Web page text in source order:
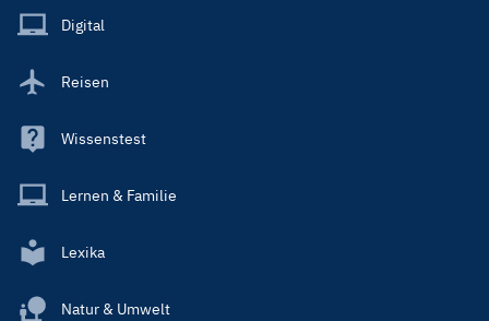
Main
Digital
Reisen
Wissenstest
Lernen & Familie
Lexika
Natur & Umwelt